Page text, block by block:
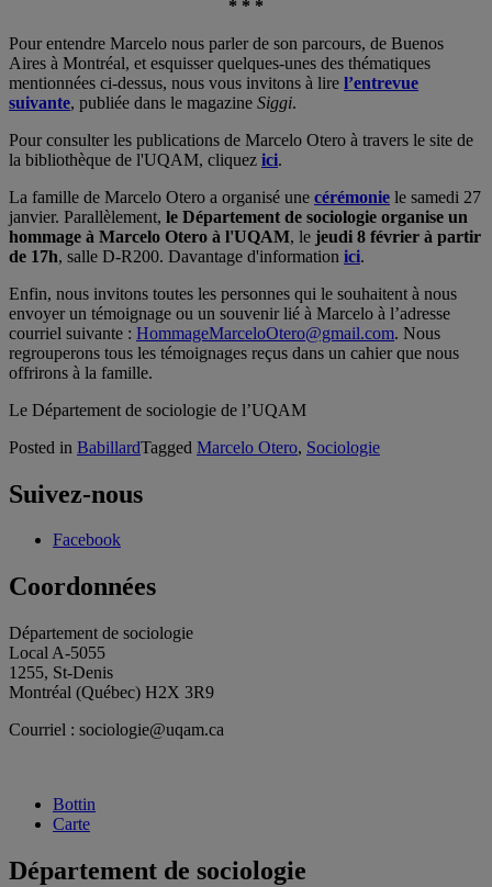
* * *
Pour entendre Marcelo nous parler de son parcours, de Buenos
Aires à Montréal, et esquisser quelques-unes des thématiques
mentionnées ci-dessus, nous vous invitons à lire l’entrevue
suivante, publiée dans le magazine Siggi.
Pour consulter les publications de Marcelo Otero à travers le site de
la bibliothèque de l'UQAM, cliquez ici.
La famille de Marcelo Otero a organisé une cérémonie le samedi 27
janvier. Parallèlement, le Département de sociologie organise un
hommage à Marcelo Otero à l'UQAM, le jeudi 8 février à partir
de 17h, salle D-R200. Davantage d'information ici.
Enfin, nous invitons toutes les personnes qui le souhaitent à nous
envoyer un témoignage ou un souvenir lié à Marcelo à l’adresse
courriel suivante : HommageMarceloOtero@gmail.com. Nous
regrouperons tous les témoignages reçus dans un cahier que nous
offrirons à la famille.
Le Département de sociologie de l’UQAM
Posted in BabillardTagged Marcelo Otero, Sociologie
Suivez-nous
Facebook
Coordonnées
Département de sociologie
Local A-5055
1255, St-Denis
Montréal (Québec) H2X 3R9
Courriel : sociologie@uqam.ca
Bottin
Carte
Département de sociologie